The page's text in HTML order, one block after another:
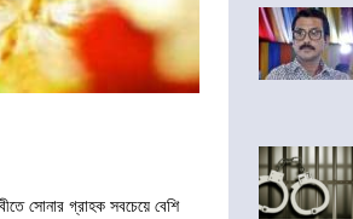
সোনার গ্রাহক সবচেয়ে বেশি